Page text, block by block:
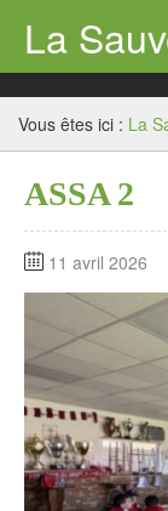
La
Accueil
Mairie
Le village
Annuaire Pro
Écoles
Archives
Agenda 2026
Contact
Vous êtes ici : La
ASSA 2
11 avril 2026